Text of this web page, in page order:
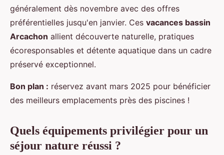
généralement dès novembre avec des offres
préférentielles jusqu'en janvier. Ces vacances bassin
Arcachon allient découverte naturelle, pratiques
écoresponsables et détente aquatique dans un cadre
préservé exceptionnel.
Bon plan : réservez avant mars 2025 pour bénéficier
des meilleurs emplacements près des piscines !
Quels équipements privilégier pour un
séjour nature réussi ?